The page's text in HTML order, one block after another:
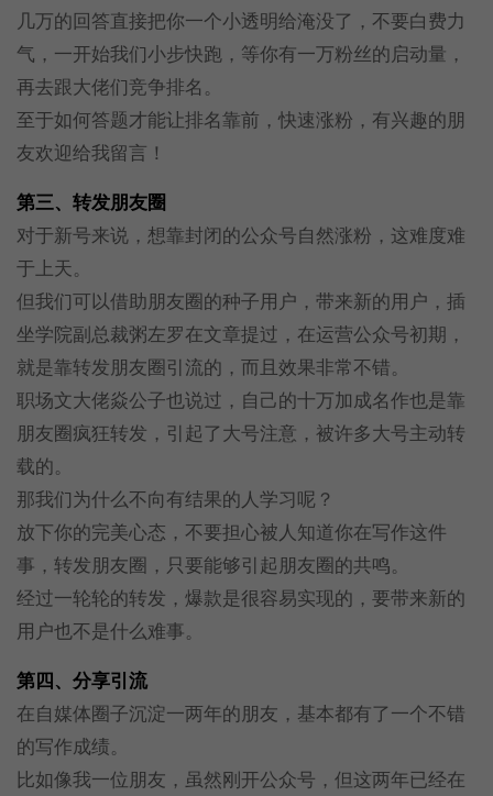
几万的回答直接把你一个小透明给淹没了，不要白费力
气，一开始我们小步快跑，等你有一万粉丝的启动量，
再去跟大佬们竞争排名。
至于如何答题才能让排名靠前，快速涨粉，有兴趣的朋
友欢迎给我留言！
第三、转发朋友圈
对于新号来说，想靠封闭的公众号自然涨粉，这难度难
于上天。
但我们可以借助朋友圈的种子用户，带来新的用户，插
坐学院副总裁粥左罗在文章提过，在运营公众号初期，
就是靠转发朋友圈引流的，而且效果非常不错。
职场文大佬焱公子也说过，自己的十万加成名作也是靠
朋友圈疯狂转发，引起了大号注意，被许多大号主动转
载的。
那我们为什么不向有结果的人学习呢？
放下你的完美心态，不要担心被人知道你在写作这件
事，转发朋友圈，只要能够引起朋友圈的共鸣。
经过一轮轮的转发，爆款是很容易实现的，要带来新的
用户也不是什么难事。
第四、分享引流
在自媒体圈子沉淀一两年的朋友，基本都有了一个不错
的写作成绩。
比如像我一位朋友，虽然刚开公众号，但这两年已经在